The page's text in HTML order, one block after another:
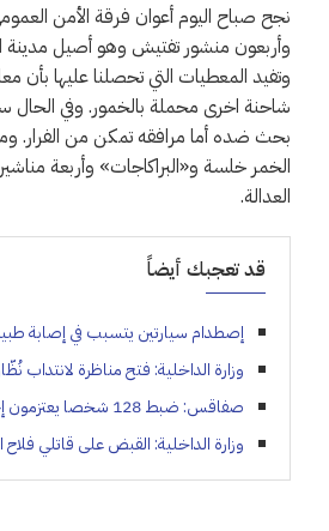
نجح صباح اليوم أعوان فرقة الأمن
وأربعون منشور تفتيش وهو أصيل مدينة
وتفيد المعطيات التي تحصلنا عليها
شاحنة اخرى محملة بالخمور. وفي الحال
بحث ضده أما مرافقه تمكن من الفرار.
الخمر خلسة و«البراكاجات» وأربعة
العدالة.
قد تعجبك أيضاً
إصطدام سيارتين يتسبب في إصابة
وزارة الداخلية: فتح مناظرة لانتداب
صفاقس: ضبط 128 شخصا يعتزمون إجتياز الحدود خلسة
وزارة الداخلية: القبض على قاتلي فلاح